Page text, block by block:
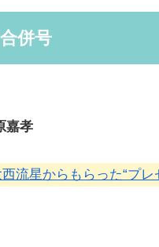
併号
嘉孝
流星からもらった“プレ